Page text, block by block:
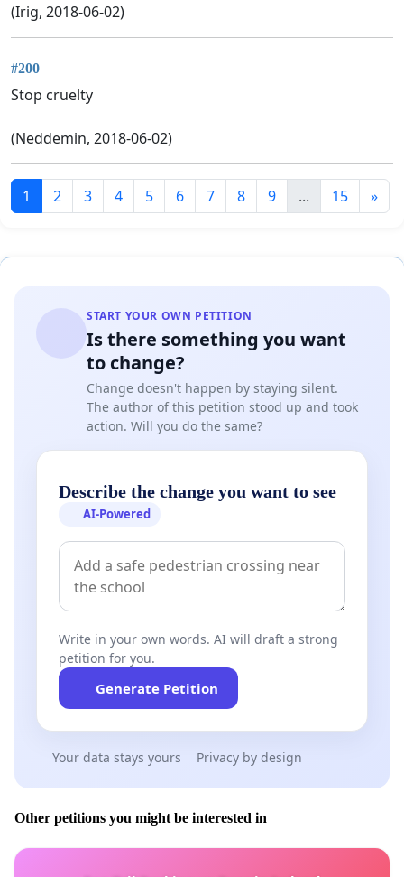
(Irig, 2018-06-02)
#200
Stop cruelty
(Neddemin, 2018-06-02)
1 2 3 4 5 6 7 8 9 ... 15 »
START YOUR OWN PETITION
Is there something you want
to change?
Change doesn't happen by staying silent.
The author of this petition stood up and took
action. Will you do the same?
Describe the change you want to see
AI-Powered
Write in your own words. AI will draft a strong
petition for you.
Generate Petition
Your data stays yours Privacy by design
Other petitions you might be interested in